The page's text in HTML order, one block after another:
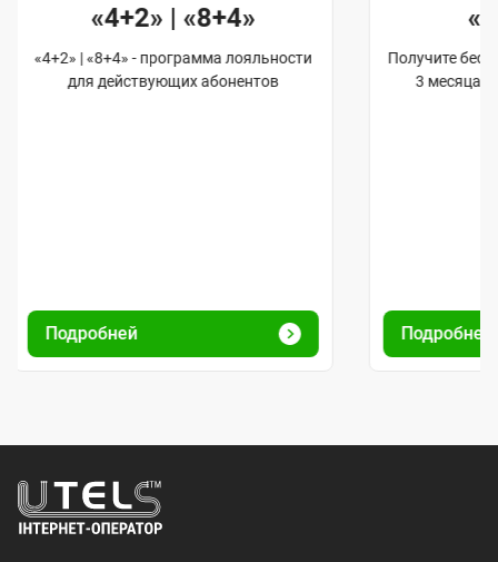
«4+2» | «8+4»
«4+2» | «8+4» - программа лояльности
для действующих абонентов
Подробней
Получите
3 месяца
Подробней